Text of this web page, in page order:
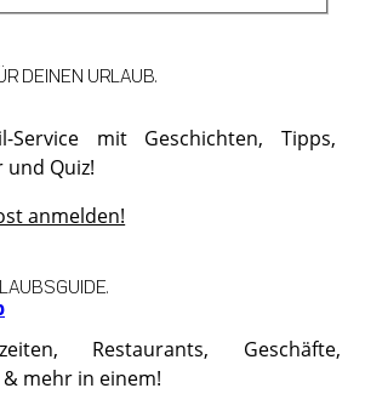
DEINEN URLAUB.
Service mit Geschichten, Tipps,
und Quiz!
anmelden!
Restaurants, Geschäfte,
mehr in einem!